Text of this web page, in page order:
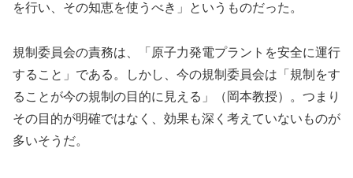
を行い、その知恵を使うべき」というものだった。
規制委員会の責務は、「原子力発電プラントを安全に運行
すること」である。しかし、今の規制委員会は「規制をす
ることが今の規制の目的に見える」（岡本教授）。つまり
その目的が明確ではなく、効果も深く考えていないものが
多いそうだ。